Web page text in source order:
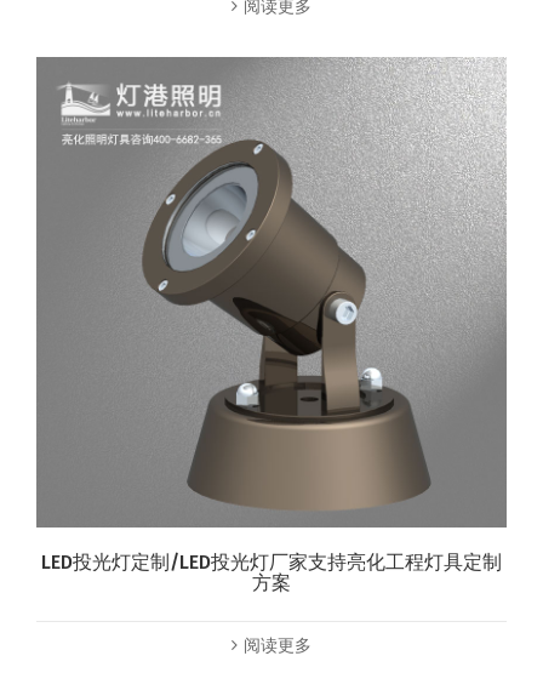
阅读更多
LED投光灯定制/LED投光灯厂家支持亮化工程灯具定制
方案
阅读更多